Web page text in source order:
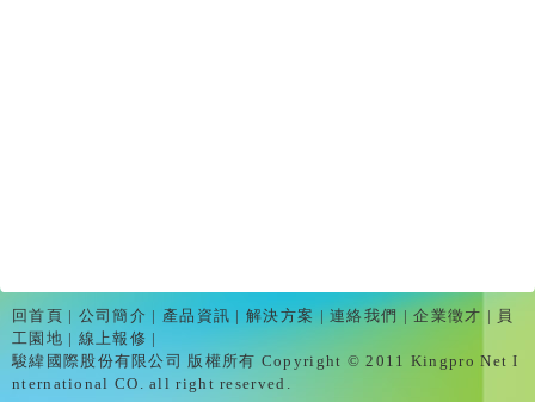
回首頁 | 公司簡介 | 產品資訊 |解決方案 |連絡我們 |企業徵才 | 員
工園地 | 線上報修 |
駿緯國際股份有限公司 版權所有 Copyright © 2011 Kingpro Net I
nternational CO. all right reserved.